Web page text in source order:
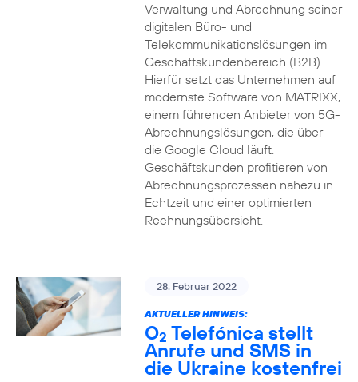
Verwaltung und Abrechnung seiner
digitalen Büro- und
Telekommunikationslösungen im
Geschäftskundenbereich (B2B).
Hierfür setzt das Unternehmen auf
modernste Software von MATRIXX,
einem führenden Anbieter von 5G-
Abrechnungslösungen, die über
die Google Cloud läuft.
Geschäftskunden profitieren von
Abrechnungsprozessen nahezu in
Echtzeit und einer optimierten
Rechnungsübersicht.
28. Februar 2022
AKTUELLER HINWEIS:
O2 Telefónica stellt
Anrufe und SMS in
die Ukraine kostenfrei